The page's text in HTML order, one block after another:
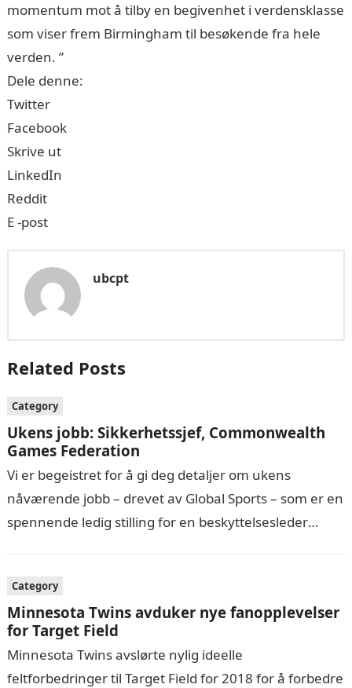
momentum mot å tilby en begivenhet i verdensklasse
som viser frem Birmingham til besøkende fra hele
verden. ”
Dele denne:
Twitter
Facebook
Skrive ut
LinkedIn
Reddit
E -post
ubcpt
Related Posts
Category
Ukens jobb: Sikkerhetssjef, Commonwealth
Games Federation
Vi er begeistret for å gi deg detaljer om ukens
nåværende jobb – drevet av Global Sports – som er en
spennende ledig stilling for en beskyttelsesleder
Category
Minnesota Twins avduker nye fanopplevelser
for Target Field
Minnesota Twins avslørte nylig ideelle
feltforbedringer til Target Field for 2018 for å forbedre